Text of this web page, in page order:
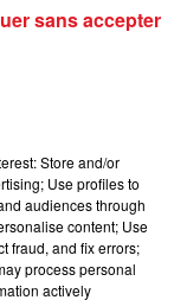
Store and/or
Use profiles to
audiences through
content; Use
fraud, and fix errors;
process personal
actively
sans accepter